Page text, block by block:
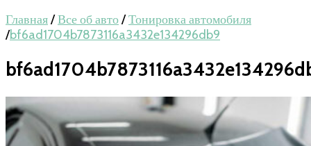
Главная/Все об авто/Тонировка автомобиля
/bf6ad1704b7873116a3432e134296db9